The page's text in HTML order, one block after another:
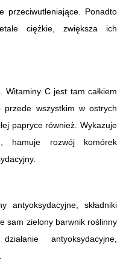
przeciwutleniające. Ponadto
ciężkie, zwiększa ich
Witaminy C jest tam całkiem
wszystkim w ostrych
papryce również. Wykazuje
hamuje rozwój komórek
antyoksydacyjne, składniki
sam zielony barwnik roślinny
antyoksydacyjne,